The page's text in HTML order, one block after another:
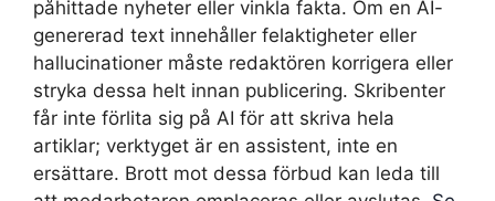
påhittade nyheter eller vinkla fakta. Om en AI-
genererad text innehåller felaktigheter eller
hallucinationer måste redaktören korrigera eller
stryka dessa helt innan publicering. Skribenter
får inte förlita sig på AI för att skriva hela
artiklar; verktyget är en assistent, inte en
ersättare. Brott mot dessa förbud kan leda till